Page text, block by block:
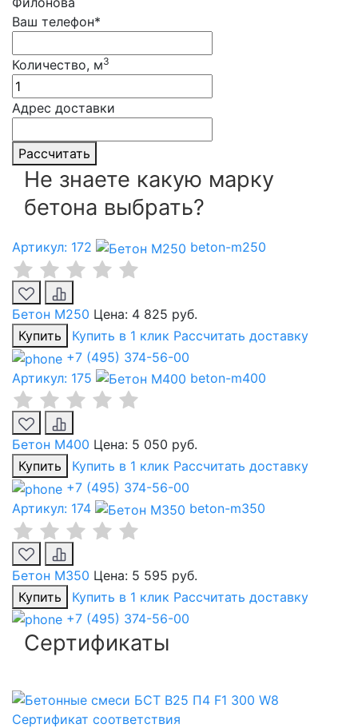
Ваш телефон*
Количество, м3
Адрес доставки
Рассчитать
Не знаете какую марку
бетона выбрать?
Артикул: 172 beton-m250
Бетон М250 Цена: 4 825 руб.
Купить
Купить в 1 клик Рассчитать доставку
+7 (495) 374-56-00
Артикул: 175
beton-m400
Бетон М400 Цена: 5 050 руб.
Купить
Купить в 1 клик Рассчитать доставку
+7 (495) 374-56-00
Артикул: 174
beton-m350
Бетон М350 Цена: 5 595 руб.
Купить
Купить в 1 клик Рассчитать доставку
+7 (495) 374-56-00
Сертификаты
Сертификат соответствия